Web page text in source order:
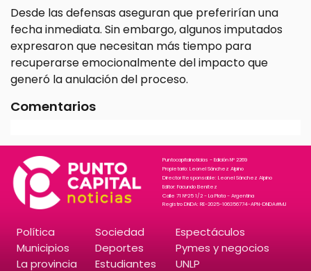
Desde las defensas aseguran que preferirían una
fecha inmediata. Sin embargo, algunos imputados
expresaron que necesitan más tiempo para
recuperarse emocionalmente del impacto que
generó la anulación del proceso.
Comentarios
Puntocapitalnoticias - Edición N° 2269
Propietario: Leonel Sánchez Alpino
Director Responsable: Leonel Sánchez Alpino
Editor: Facundo Benitez
Calle 71 N°25 1/2 - La Plata - Argentina
Registro DNDA: RE-2025-106356774-APN-DNDA#MJ
Política
Municipios
La provincia
Sociedad
Deportes
Estudiantes
Espectáculos
Pymes y negocios
UNLP